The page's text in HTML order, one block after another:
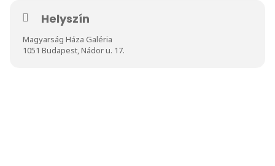
Helyszín
Magyarság Háza Galéria
1051 Budapest, Nádor u. 17.